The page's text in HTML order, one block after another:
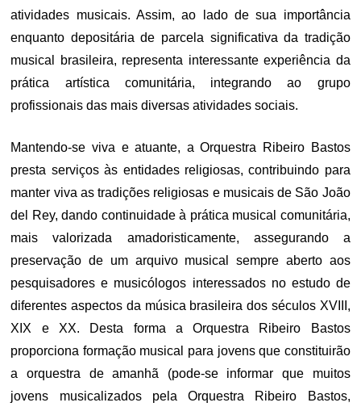
atividades musicais. Assim, ao lado de sua importância
enquanto depositária de parcela significativa da tradição
musical brasileira, representa interessante experiência da
prática artística comunitária, integrando ao grupo
profissionais das mais diversas atividades sociais.
Mantendo-se viva e atuante, a Orquestra Ribeiro Bastos
presta serviços às entidades religiosas, contribuindo para
manter viva as tradições religiosas e musicais de São João
del Rey, dando continuidade à prática musical comunitária,
mais valorizada amadoristicamente, assegurando a
preservação de um arquivo musical sempre aberto aos
pesquisadores e musicólogos interessados no estudo de
diferentes aspectos da música brasileira dos séculos XVIII,
XIX e XX. Desta forma a Orquestra Ribeiro Bastos
proporciona formação musical para jovens que constituirão
a orquestra de amanhã (pode-se informar que muitos
jovens musicalizados pela Orquestra Ribeiro Bastos,